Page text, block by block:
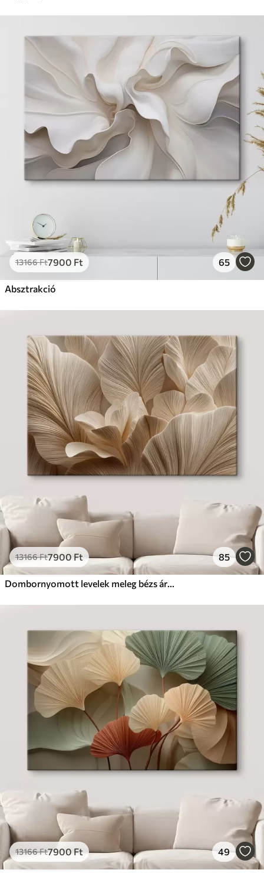
13166Ft7900 Ft 65
Absztrakció
13166Ft7900 Ft 85
Dombornyomott levelek meleg bézs árnyalatokban
13166Ft7900Ft 49